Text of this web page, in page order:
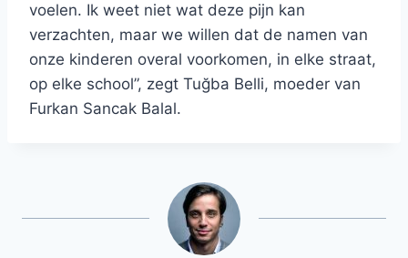
voelen. Ik weet niet wat deze pijn kan
verzachten, maar we willen dat de namen van
onze kinderen overal voorkomen, in elke straat,
op elke school”, zegt Tuğba Belli, moeder van
Furkan Sancak Balal.